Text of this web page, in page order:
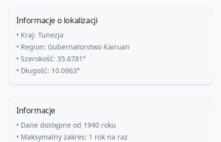
Informacje o lokalizacji
• Kraj: Tunezja
• Region: Gubernatorstwo Kairuan
• Szerokość: 35.6781°
• Długość: 10.0963°
Informacje
• Dane dostępne od 1940 roku
• Maksymalny zakres: 1 rok na raz